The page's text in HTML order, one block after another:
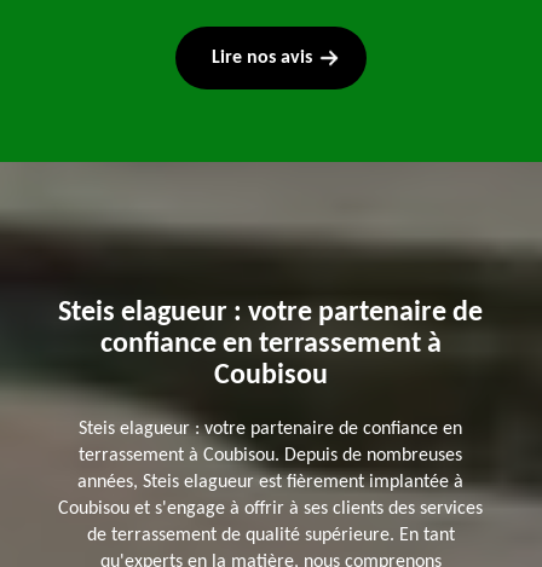
Lire nos avis
Steis elagueur : votre partenaire de
confiance en terrassement à
Coubisou
Steis elagueur : votre partenaire de confiance en
terrassement à Coubisou. Depuis de nombreuses
années, Steis elagueur est fièrement implantée à
Coubisou et s'engage à offrir à ses clients des services
de terrassement de qualité supérieure. En tant
qu'experts en la matière, nous comprenons